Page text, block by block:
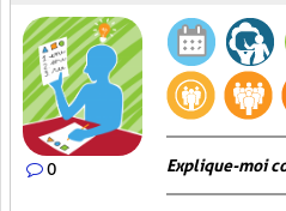
0 Explique-moi